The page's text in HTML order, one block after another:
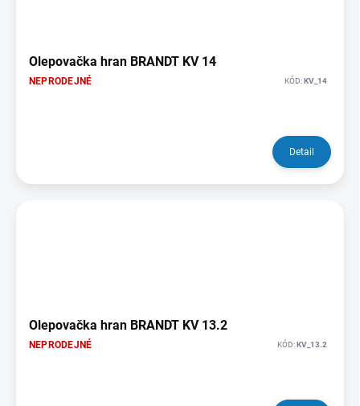
Olepovačka hran BRANDT KV 14
NEPRODEJNÉ KÓD:KV_14
Detail
Olepovačka hran BRANDT KV 13.2
NEPRODEJNÉ KÓD:KV_13.2